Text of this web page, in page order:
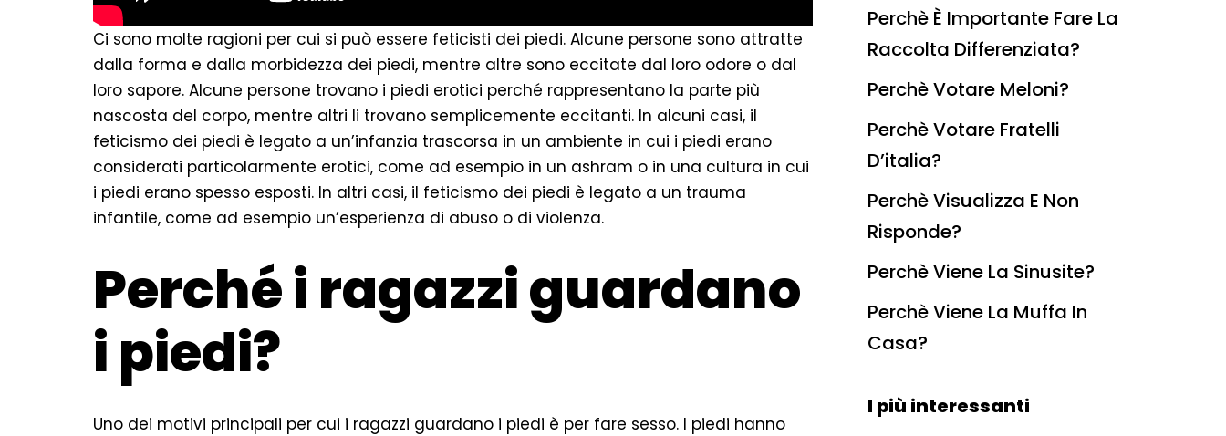
Ci sono molte ragioni per cui si può essere feticisti dei piedi. Alcune persone sono attratte
dalla forma e dalla morbidezza dei piedi, mentre altre sono eccitate dal loro odore o dal
loro sapore. Alcune persone trovano i piedi erotici perché rappresentano la parte più
nascosta del corpo, mentre altri li trovano semplicemente eccitanti. In alcuni casi, il
feticismo dei piedi è legato a un’infanzia trascorsa in un ambiente in cui i piedi erano
considerati particolarmente erotici, come ad esempio in un ashram o in una cultura in cui
i piedi erano spesso esposti. In altri casi, il feticismo dei piedi è legato a un trauma
infantile, come ad esempio un’esperienza di abuso o di violenza.
Perché i ragazzi guardano
i piedi?
Uno dei motivi principali per cui i ragazzi guardano i piedi è per fare sesso. I piedi hanno
Perchè È Importante Fare La
Raccolta Differenziata?
Perchè Votare Meloni?
Perchè Votare Fratelli
D’italia?
Perchè Visualizza E Non
Risponde?
Perchè Viene La Sinusite?
Perchè Viene La Muffa In
Casa?
I più interessanti